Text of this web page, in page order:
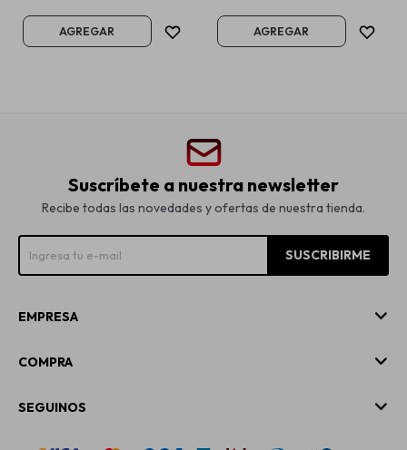
Suscríbete a nuestra newsletter
Recibe todas las novedades y ofertas de nuestra tienda.
SUSCRIBIRME
EMPRESA
COMPRA
SEGUINOS